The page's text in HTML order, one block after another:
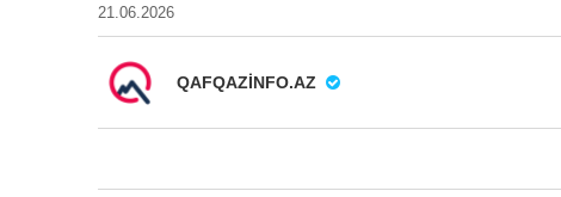
21.06.2026
QAFQAZINFO.AZ